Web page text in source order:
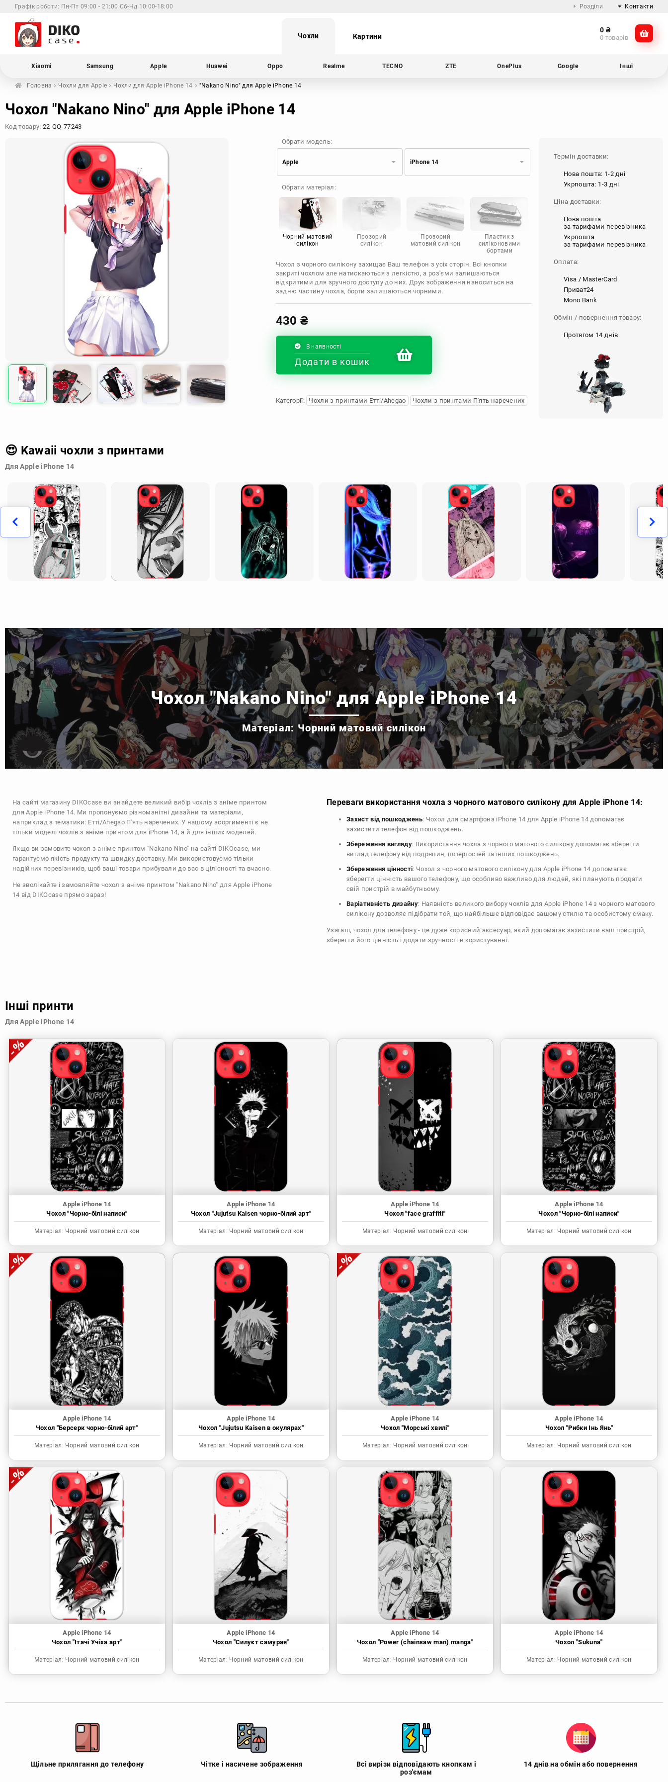
Графік роботи: Пн-Пт 09:00 - 21:00 Сб-Нд 10:00-18:00 Розділи Контакти
@dikocase
Чохли Картини
0 ₴
0 товарів
Xiaomi Samsung Apple Huawei Oppo Realme TECNO ZTE OnePlus Google Інші
Головна Чохли для Apple Чохли для Apple iPhone 14 "Nakano Nino" для Apple iPhone 14
Чохол "Nakano Nino" для Apple iPhone 14
Код товару: 22-QQ-77243
Обрати модель:
Apple
Samsung
Apple
Oppo
Realme
OnePlus
Google
Doogee
Motorola
iPhone 14
Обрати матеріал:
Чорний матовий
силікон
Прозорий
силікон
Прозорий
матовий силікон
Пластик з
силіконовими
бортами
Чохол з чорного силікону захищає Ваш телефон з усіх сторін. Всі кнопки
закриті чохлом але натискаються з легкістю, а роз'єми залишаються
відкритими для зручного доступу до них. Друк зображення наноситься на
задню частину чохла, борти залишаються чорними.
430 ₴
В наявності
Додати в кошик
Категорії: Чохли з принтами Етті/Ahegao Чохли з принтами П'ять наречених
Термін доставки:
Нова пошта: 1-2 дні
Укрпошта: 1-3 дні
Ціна доставки:
Нова пошта
за тарифами перевізника
Укрпошта
за тарифами перевізника
Оплата:
Visa / MasterCard
Приват24
Mono Bank
Обмін / повернення товару:
Протягом 14 днів
😍 Kawaii чохли з принтами
Для Apple iPhone 14
Чохол "Nakano Nino" для Apple iPhone 14
Матеріал: Чорний матовий силікон
На сайті магазину DIKOcase ви знайдете великий вибір чохлів з аніме принтом
для Apple iPhone 14. Ми пропонуємо різноманітні дизайни та матеріали,
наприклад з тематики: Етті/Ahegao П'ять наречених. У нашому асортименті є не
тільки моделі чохлів з аніме принтом для iPhone 14, а й для інших моделей.
Якщо ви замовите чохол з аніме принтом "Nakano Nino" на сайті DIKOcase, ми
гарантуємо якість продукту та швидку доставку. Ми використовуємо тільки
надійних перевізників, щоб ваші товари прибували до вас в цілісності та вчасно.
Не зволікайте і замовляйте чохол з аніме принтом "Nakano Nino" для Apple iPhone
14 від DIKOcase прямо зараз!
Переваги використання чохла з чорного матового силікону для Apple iPhone 14:
Захист від пошкоджень: Чохол для смартфона iPhone 14 для Apple iPhone 14 допомагає
захистити телефон від пошкоджень.
Збереження вигляду: Використання чохла з чорного матового силікону допомагає зберегти
вигляд телефону від подряпин, потертостей та інших пошкоджень.
Збереження цінності: Чохол з чорного матового силікону для Apple iPhone 14 допомагає
зберегти цінність вашого телефону, що особливо важливо для людей, які планують продати
свій пристрій в майбутньому.
Варіативність дизайну: Наявність великого вибору чохлів для Apple iPhone 14 з чорного матового
силікону дозволяє підібрати той, що найбільше відповідає вашому стилю та особистому смаку.
Узагалі, чохол для телефону - це дуже корисний аксесуар, який допомагає захистити ваш пристрій,
зберегти його цінність і додати зручності в користуванні.
Інші принти
Для Apple iPhone 14
Apple iPhone 14
Чохол "Чорно-білі написи"
Матеріал: Чорний матовий силікон
Apple iPhone 14
Чохол "Jujutsu Kaisen чорно-білий арт"
Матеріал: Чорний матовий силікон
Apple iPhone 14
Чохол "face graffiti"
Матеріал: Чорний матовий силікон
Apple iPhone 14
Чохол "Чорно-білі написи"
Матеріал: Чорний матовий силікон
Apple iPhone 14
Чохол "Берсерк чорно-білий арт"
Матеріал: Чорний матовий силікон
Apple iPhone 14
Чохол "Jujutsu Kaisen в окулярах"
Матеріал: Чорний матовий силікон
Apple iPhone 14
Чохол "Морські хвилі"
Матеріал: Чорний матовий силікон
Apple iPhone 14
Чохол "Рибки Інь Янь"
Матеріал: Чорний матовий силікон
Apple iPhone 14
Чохол "Ітачі Учіха арт"
Матеріал: Чорний матовий силікон
Apple iPhone 14
Чохол "Силуєт самурая"
Матеріал: Чорний матовий силікон
Apple iPhone 14
Чохол "Power (chainsaw man) manga"
Матеріал: Чорний матовий силікон
Apple iPhone 14
Чохол "Sukuna"
Матеріал: Чорний матовий силікон
Щільне прилягання до телефону Чітке і насичене зображення
Всі вирізи відповідають кнопкам і
роз'ємам
14 днів на обмін або повернення